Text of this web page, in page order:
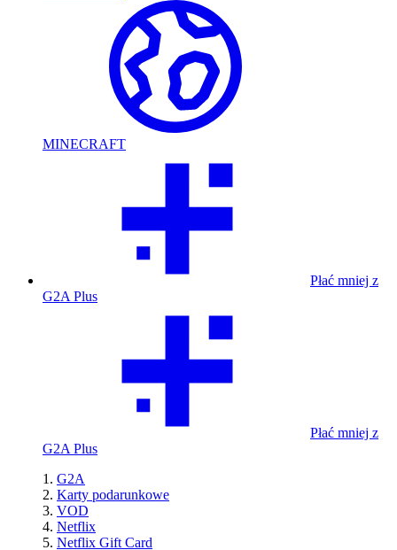
MINECRAFT
Płać mniej z
G2A Plus
Płać mniej z
G2A Plus
G2A
Karty podarunkowe
VOD
Netflix
Netflix Gift Card